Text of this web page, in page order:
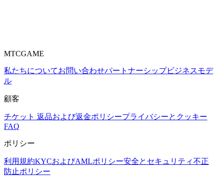
MTCGAME
私たちについてお問い合わせパートナーシップビジネスモデ
ル
顧客
チケット 返品および返金ポリシープライバシーとクッキー
FAQ
ポリシー
利用規約KYCおよびAMLポリシー安全とセキュリティ不正
防止ポリシー